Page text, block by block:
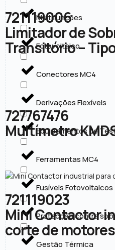
Multifunções
Fotovoltaico
Conectores MC4
Derivações Flexíveis
Equipamentos de
Ferramentas MC4
Fusíveis Fotovoltaicos
Protecção contra
Gestão Térmica
721119006
Limitador de
Transitório –
727767476
Multímetro
721119023
Mini Contactor
corte de motores